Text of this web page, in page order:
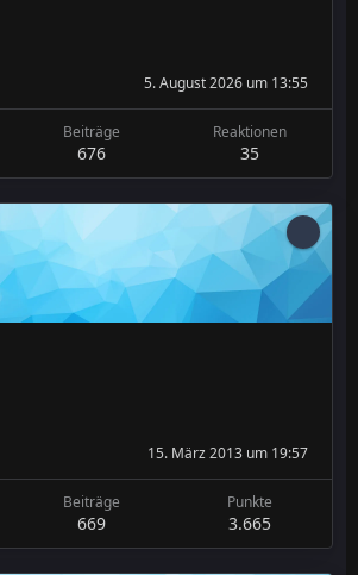
5. August 2026 um 13:55
Beiträge
676
Reaktionen
35
15. März 2013 um 19:57
Beiträge
669
Punkte
3.665